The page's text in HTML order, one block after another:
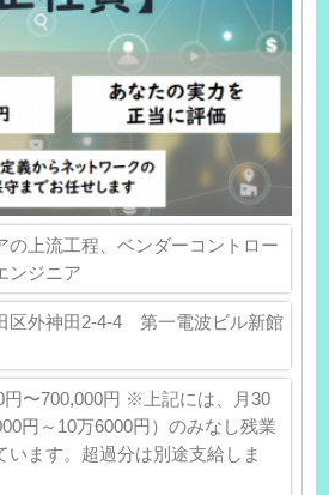
の上流工程、ベンダーコントロー
ジニア
区外神田2-4-4 第一電波ビル新館
円〜700,000円 ※上記には、月30
円～10万6000円）のみなし残業
います。超過分は別途支給しま